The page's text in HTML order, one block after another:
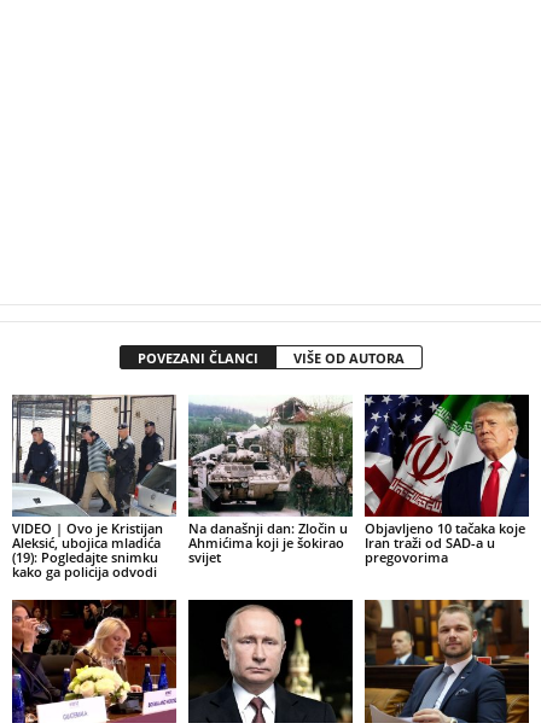
POVEZANI ČLANCI VIŠE OD AUTORA
VIDEO | Ovo je Kristijan
Aleksić, ubojica mladića
(19): Pogledajte snimku
kako ga policija odvodi
Na današnji dan: Zločin u
Ahmićima koji je šokirao
svijet
Objavljeno 10 tačaka koje
Iran traži od SAD-a u
pregovorima